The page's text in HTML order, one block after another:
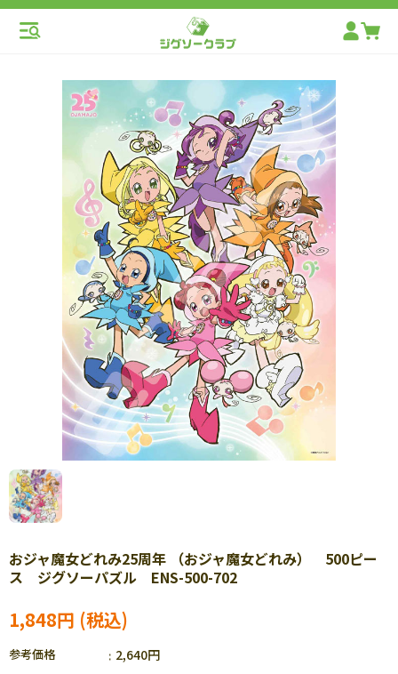
おジャ魔女どれみ25周年 （おジャ魔女どれみ） 500ピー
ス ジグソーパズル ENS-500-702
1,848円
参考価格 2,640円